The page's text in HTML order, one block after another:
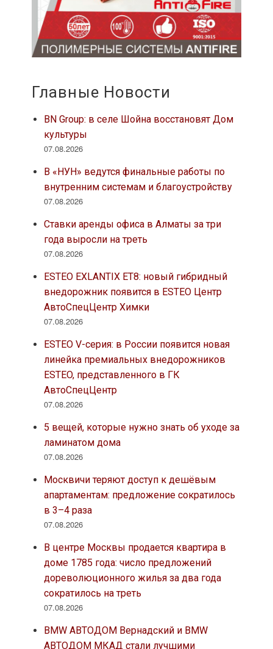
Главные Новости
BN Group: в селе Шойна восстановят Дом
культуры
07.08.2026
В «НУН» ведутся финальные работы по
внутренним системам и благоустройству
07.08.2026
Ставки аренды офиса в Алматы за три
года выросли на треть
07.08.2026
ESTEO EXLANTIX ET8: новый гибридный
внедорожник появится в ESTEO Центр
АвтоСпецЦентр Химки
07.08.2026
ESTEO V-серия: в России появится новая
линейка премиальных внедорожников
ESTEO, представленного в ГК
АвтоСпецЦентр
07.08.2026
5 вещей, которые нужно знать об уходе за
ламинатом дома
07.08.2026
Москвичи теряют доступ к дешёвым
апартаментам: предложение сократилось
в 3–4 раза
07.08.2026
В центре Москвы продается квартира в
доме 1785 года: число предложений
дореволюционного жилья за два года
сократилось на треть
07.08.2026
BMW АВТОДОМ Вернадский и BMW
АВТОДОМ МКАД стали лучшими